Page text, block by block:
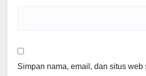
Simpan nama, email, dan situs web